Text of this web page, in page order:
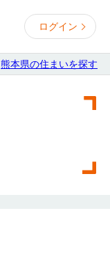
ログイン
熊本県の住まいを探す